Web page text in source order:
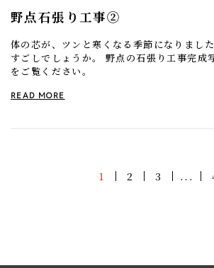
野点石張り工事②
体の芯が、ツンと寒くなる季節になりまし
すごしでしょうか。 野点の石張り工事完成
をご覧ください。
READ MORE
1 2 3 ...